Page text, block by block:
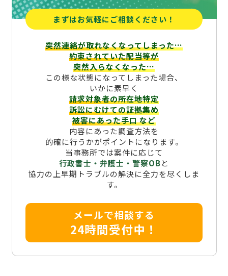
まずはお気軽にご相談ください！
突然連絡が取れなくなってしまった…
約束されていた配当等が
突然入らなくなった…
この様な状態になってしまった場合、
いかに素早く
請求対象者の所在地特定
訴訟にむけての証拠集め
被害にあった手口など
内容にあった調査方法を
的確に行うかがポイントになります。
当事務所では案件に応じて
行政書士・弁護士・警察OBと
協力の上早期トラブルの解決に全力を尽くしま
す。
メールで相談する
24時間受付中！